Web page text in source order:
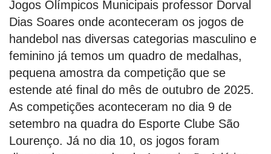
Jogos Olímpicos Municipais professor Dorval
Dias Soares onde aconteceram os jogos de
handebol nas diversas categorias masculino e
feminino já temos um quadro de medalhas,
pequena amostra da competição que se
estende até final do mês de outubro de 2025.
As competições aconteceram no dia 9 de
setembro na quadra do Esporte Clube São
Lourenço. Já no dia 10, os jogos foram